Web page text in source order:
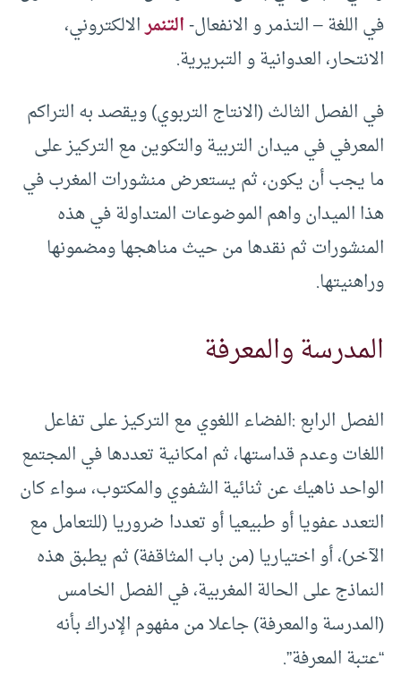
في اللغة – التذمر و الانفعال-التنمرالالكتروني،
الانتحار، العدوانية و التبريرية.
في الفصل الثالث (الانتاج التربوي) ويقصد به التراكم
المعرفي في ميدان التربية والتكوين مع التركيز على
ما يجب أن يكون، ثم يستعرض منشورات المغرب في
هذا الميدان واهم الموضوعات المتداولة في هذه
المنشورات ثم نقدها من حيث مناهجها ومضمونها
وراهنيتها.
المدرسة والمعرفة
الفصل الرابع :الفضاء اللغوي مع التركيز على تفاعل
اللغات وعدم قداستها، ثم امكانية تعددها في المجتمع
الواحد ناهيك عن ثنائية الشفوي والمكتوب، سواء كان
التعدد عفويا أو طبيعيا أو تعددا ضروريا (للتعامل مع
الآخر)، أو اختياريا (من باب المثاقفة) ثم يطبق هذه
النماذج على الحالة المغربية، في الفصل الخامس
(المدرسة والمعرفة) جاعلا من مفهوم الإدراك بأنه
“عتبة المعرفة”.